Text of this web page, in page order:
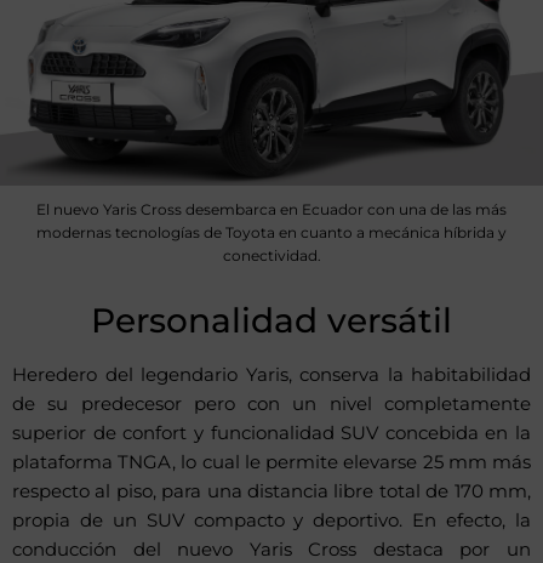
El nuevo Yaris Cross desembarca en Ecuador con una de las más
modernas tecnologías de Toyota en cuanto a mecánica híbrida y
conectividad.
Personalidad versátil
Heredero del legendario Yaris, conserva la habitabilidad
de su predecesor pero con un nivel completamente
superior de confort y funcionalidad SUV concebida en la
plataforma TNGA, lo cual le permite elevarse 25 mm más
respecto al piso, para una distancia libre total de 170 mm,
propia de un SUV compacto y deportivo. En efecto, la
conducción del nuevo Yaris Cross destaca por un